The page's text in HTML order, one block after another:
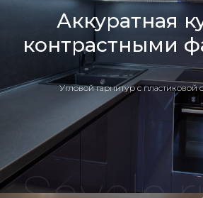
Аккуратная
контрастными
Угловой гарнитур с пластиковой